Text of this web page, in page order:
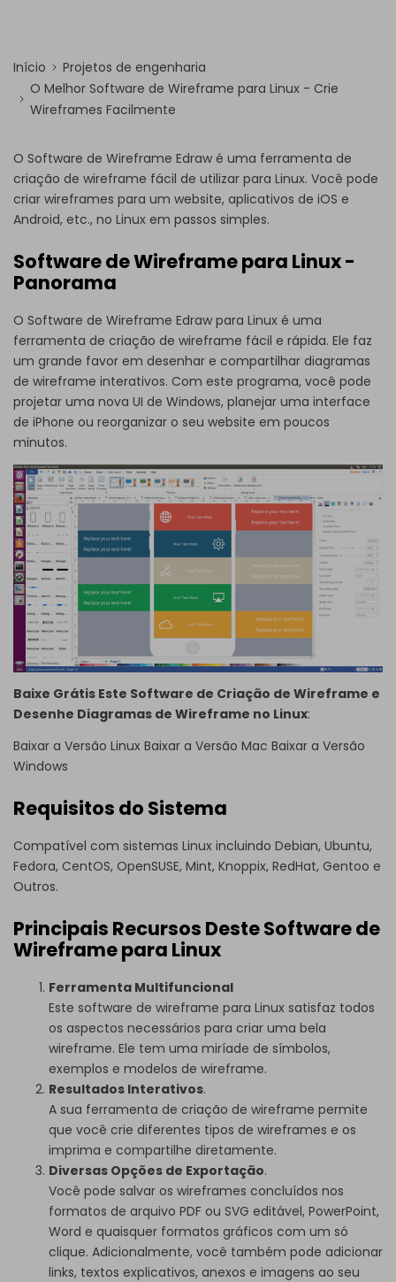
Início
Projetos de engenharia
O Melhor Software de Wireframe para Linux - Crie
Wireframes Facilmente
O Software de Wireframe Edraw é uma ferramenta de
criação de wireframe fácil de utilizar para Linux. Você pode
criar wireframes para um website, aplicativos de iOS e
Android, etc., no Linux em passos simples.
Software de Wireframe para Linux -
Panorama
O Software de Wireframe Edraw para Linux é uma
ferramenta de criação de wireframe fácil e rápida. Ele faz
um grande favor em desenhar e compartilhar diagramas
de wireframe interativos. Com este programa, você pode
projetar uma nova UI de Windows, planejar uma interface
de iPhone ou reorganizar o seu website em poucos
minutos.
Baixe Grátis Este Software de Criação de Wireframe e
Desenhe Diagramas de Wireframe no Linux:
Baixar a Versão Linux Baixar a Versão Mac Baixar a Versão
Windows
Requisitos do Sistema
Compatível com sistemas Linux incluindo Debian, Ubuntu,
Fedora, CentOS, OpenSUSE, Mint, Knoppix, RedHat, Gentoo e
Outros.
Principais Recursos Deste Software de
Wireframe para Linux
Ferramenta Multifuncional
Este software de wireframe para Linux satisfaz todos
os aspectos necessários para criar uma bela
wireframe. Ele tem uma miríade de símbolos,
exemplos e modelos de wireframe.
Resultados Interativos.
A sua ferramenta de criação de wireframe permite
que você crie diferentes tipos de wireframes e os
imprima e compartilhe diretamente.
Diversas Opções de Exportação.
Você pode salvar os wireframes concluídos nos
formatos de arquivo PDF ou SVG editável, PowerPoint,
Word e quaisquer formatos gráficos com um só
clique. Adicionalmente, você também pode adicionar
links, textos explicativos, anexos e imagens ao seu